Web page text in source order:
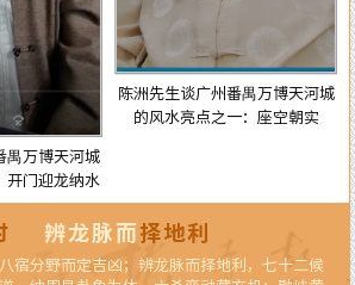
禺万博天河城
开门迎龙纳水
陈洲先生谈广州番禺万博天河城
的风水亮点之一：座空朝实
辨龙脉而择地利
宿分野而定吉凶；辨龙脉而择地利，七十二候